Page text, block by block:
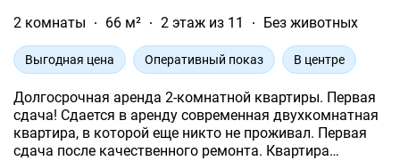
2 комнаты
66 м² 2 этаж из 11 Без животных
Выгодная цена Оперативный показ В центре
Долгосрочная аренда 2-комнатной квартиры. Первая
сдача! Сдается в аренду современная двухкомнатная
квартира, в которой еще никто не проживал. Первая
сдача после качественного ремонта. Квартира